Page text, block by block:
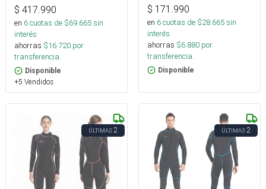
$ 417.990
en 6cuotas de $69.665sin
interés
ahorras $16.720 por
transferencia.
Disponible
+5 Vendidos
$ 171.990
en 6cuotas de $28.665sin
interés
ahorras $6.880 por
transferencia.
Disponible
ÚLTIMAS2 ÚLTIMAS2